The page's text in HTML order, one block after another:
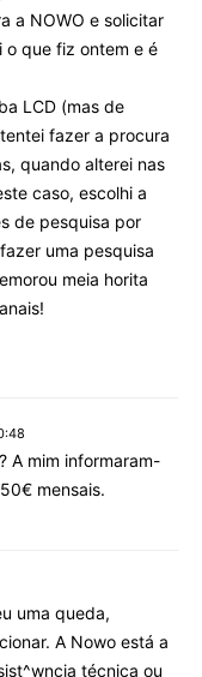
a NOWO e solicitar
que fiz ontem e é
LCD (mas de
fazer a procura
quando alterei nas
caso, escolhi a
de pesquisa por
uma pesquisa
meia horita
A mim informaram-
mensais.
uma queda,
A Nowo está a
técnica ou